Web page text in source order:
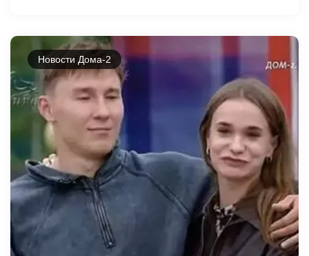
Новости Дома-2